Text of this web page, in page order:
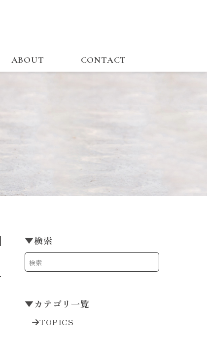
ABOUT CONTACT
▼検索
▼カテゴリ一覧
TOPICS